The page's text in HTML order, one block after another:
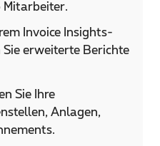
Mitarbeiter.
Invoice Insights-
erweiterte Berichte
Sie Ihre
Anlagen,